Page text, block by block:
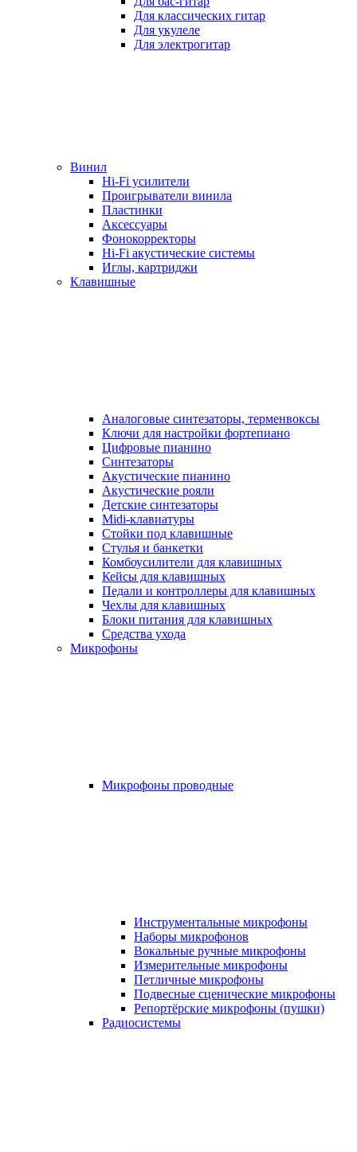
Для классических гитар
Для укулеле
Для электрогитар
Винил
Hi-Fi усилители
Проигрыватели винила
Пластинки
Аксессуары
Фонокорректоры
Hi-Fi акустические системы
Иглы, картриджи
Клавишные
Аналоговые синтезаторы, терменвоксы
Ключи для настройки фортепиано
Цифровые пианино
Синтезаторы
Акустические пианино
Акустические рояли
Детские синтезаторы
Midi-клавиатуры
Стойки под клавишные
Стулья и банкетки
Комбоусилители для клавишных
Кейсы для клавишных
Педали и контроллеры для клавишных
Чехлы для клавишных
Блоки питания для клавишных
Средства ухода
Микрофоны
Микрофоны проводные
Инструментальные микрофоны
Наборы микрофонов
Вокальные ручные микрофоны
Измерительные микрофоны
Петличные микрофоны
Подвесные сценические микрофоны
Репортёрские микрофоны (пушки)
Радиосистемы